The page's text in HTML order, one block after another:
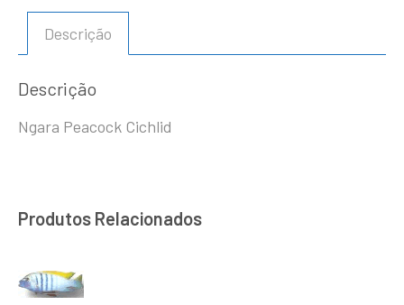
Descrição
Descrição
Ngara Peacock Cichlid
Produtos Relacionados